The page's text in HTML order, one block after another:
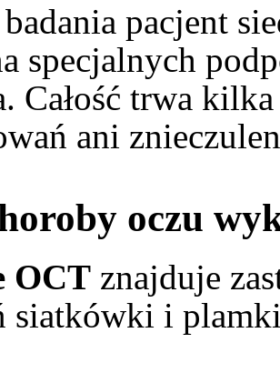
badania pacjent
specjalnych
Całość trwa
ani
oczu
OCT znajduje
siatkówki i